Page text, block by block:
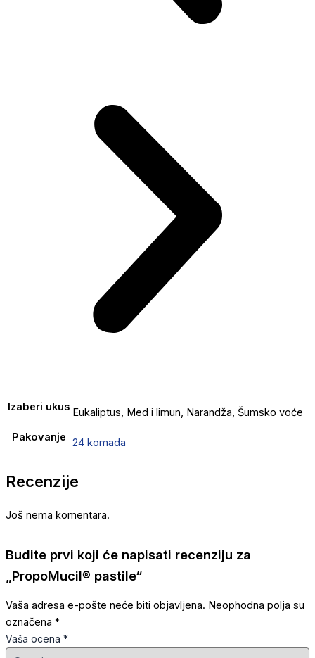
Izaberi ukus Eukaliptus, Med i limun, Narandža, Šumsko voće
Pakovanje 24 komada
Recenzije
Još nema komentara.
Budite prvi koji će napisati recenziju za
„PropoMucil® pastile“
Vaša adresa e-pošte neće biti objavljena. Neophodna polja su
označena *
Vaša ocena *